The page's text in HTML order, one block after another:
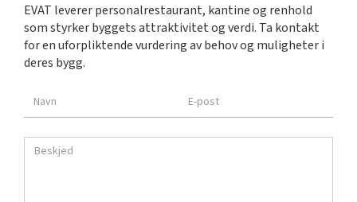
EVAT leverer personalrestaurant, kantine og renhold
som styrker byggets attraktivitet og verdi. Ta kontakt
for en uforpliktende vurdering av behov og muligheter i
deres bygg.